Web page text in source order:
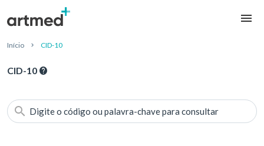
Início CID-10
CID-10
Digite o código ou palavra-chave para consultar